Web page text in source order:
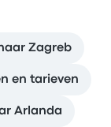
Zagreb
en tarieven
Arlanda